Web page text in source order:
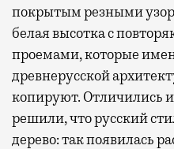
покрытым резными
белая высотка с
проемами, которые
древнерусской
копируют. Отличились
решили, что русский
дерево: так появилась